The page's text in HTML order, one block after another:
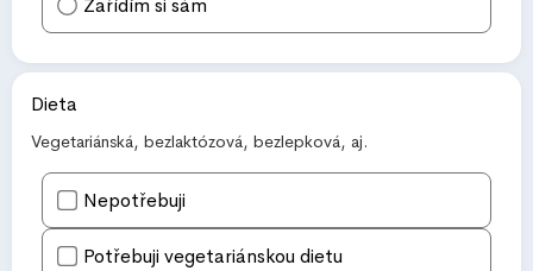
Zařídím si sám
Dieta
Vegetariánská, bezlaktózová, bezlepková, aj.
Nepotřebuji
Potřebuji vegetariánskou dietu